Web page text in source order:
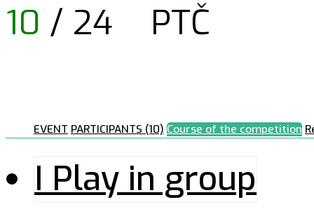
10 / 24 PTČ
EVENT PARTICIPANTS (10) Course of the competition
I Play in group